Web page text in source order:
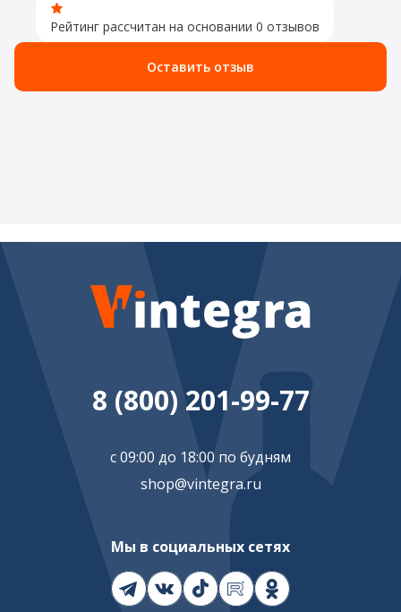
Рейтинг рассчитан на основании 0 отзывов
Оставить отзыв
8 (800) 201-99-77
с 09:00 до 18:00 по будням
shop@vintegra.ru
Мы в социальных сетях